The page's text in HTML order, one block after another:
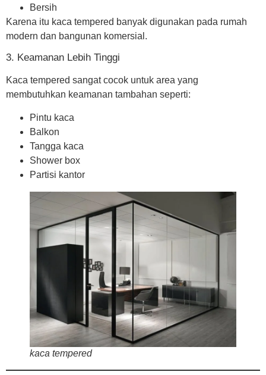
Bersih
Karena itu kaca tempered banyak digunakan pada rumah
modern dan bangunan komersial.
3. Keamanan Lebih Tinggi
Kaca tempered sangat cocok untuk area yang
membutuhkan keamanan tambahan seperti:
Pintu kaca
Balkon
Tangga kaca
Shower box
Partisi kantor
kaca tempered